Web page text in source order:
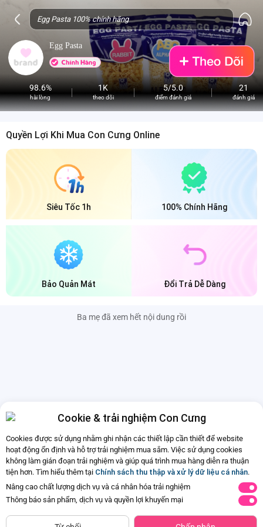
Egg Pasta
98.6%
hài lòng
1K
theo dõi
5/5.0
điểm đánh giá
21
đánh giá
Quyền Lợi Khi Mua Con Cưng Online
Siêu Tốc 1h 100% Chính Hãng
Bảo Quản Mát Đổi Trả Dễ Dàng
Ba mẹ đã xem hết nội dung rồi
Cookie & trải nghiệm Con Cưng
Cookies được sử dụng nhằm ghi nhận các thiết lập cần thiết để website
hoạt động ổn định và hỗ trợ trải nghiệm mua sắm. Việc sử dụng cookies
không làm gián đoạn trải nghiệm và giúp quá trình mua hàng diễn ra thuận
tiện hơn. Tìm hiểu thêm tại Chính sách thu thập và xử lý dữ liệu cá nhân.
Nâng cao chất lượng dịch vụ và cá nhân hóa trải nghiệm
Thông báo sản phẩm, dịch vụ và quyền lợi khuyến mại